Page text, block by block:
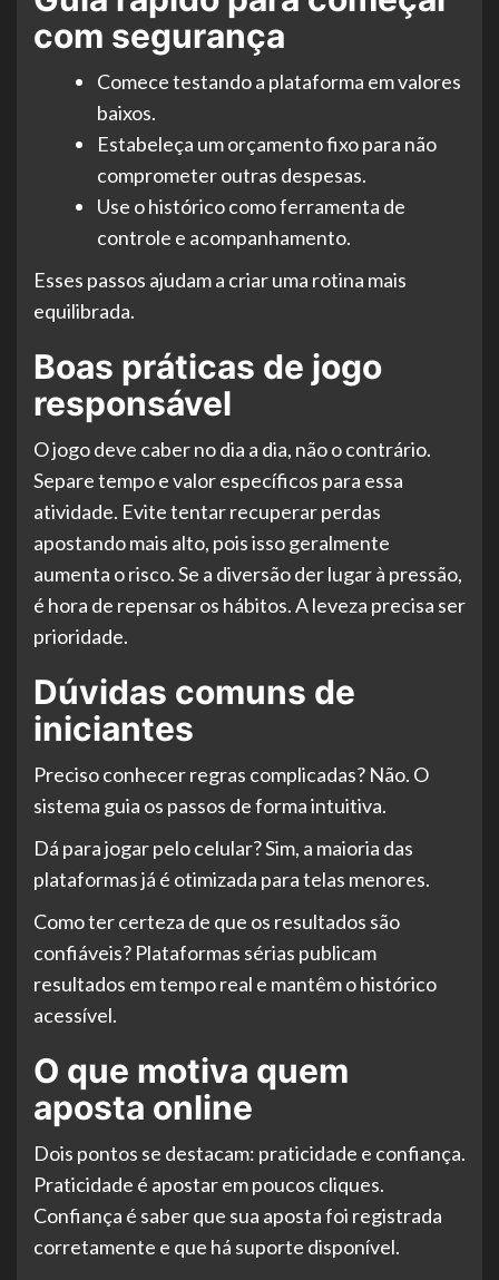
com segurança
Comece testando a plataforma em valores
baixos.
Estabeleça um orçamento fixo para não
comprometer outras despesas.
Use o histórico como ferramenta de
controle e acompanhamento.
Esses passos ajudam a criar uma rotina mais
equilibrada.
Boas práticas de jogo
responsável
O jogo deve caber no dia a dia, não o contrário.
Separe tempo e valor específicos para essa
atividade. Evite tentar recuperar perdas
apostando mais alto, pois isso geralmente
aumenta o risco. Se a diversão der lugar à pressão,
é hora de repensar os hábitos. A leveza precisa ser
prioridade.
Dúvidas comuns de
iniciantes
Preciso conhecer regras complicadas? Não. O
sistema guia os passos de forma intuitiva.
Dá para jogar pelo celular? Sim, a maioria das
plataformas já é otimizada para telas menores.
Como ter certeza de que os resultados são
confiáveis? Plataformas sérias publicam
resultados em tempo real e mantêm o histórico
acessível.
O que motiva quem
aposta online
Dois pontos se destacam: praticidade e confiança.
Praticidade é apostar em poucos cliques.
Confiança é saber que sua aposta foi registrada
corretamente e que há suporte disponível.